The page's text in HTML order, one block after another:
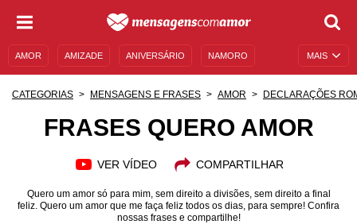
MAIS
AMOR AMIZADE ANIVERSÁRIO NAMORO
CATEGORIAS MENSAGENS E FRASES AMOR DECLARAÇÕES
FRASES QUERO AMOR
VER VÍDEO COMPARTILHAR
Quero um amor só para mim, sem direito a divisões, sem direito a final
feliz. Quero um amor que me faça feliz todos os dias, para sempre! Confira
nossas frases e compartilhe!